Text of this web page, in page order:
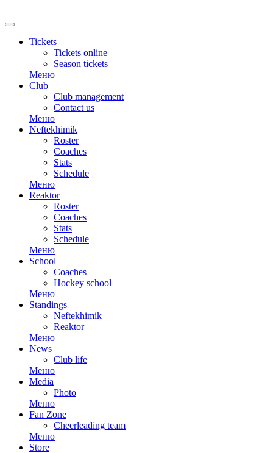
Tickets
Tickets online
Season tickets
Меню
Club
Club management
Contact us
Меню
Neftekhimik
Roster
Coaches
Stats
Schedule
Меню
Reaktor
Roster
Coaches
Stats
Schedule
Меню
School
Coaches
Hockey school
Меню
Standings
Neftekhimik
Reaktor
Меню
News
Club life
Меню
Media
Photo
Меню
Fan Zone
Cheerleading team
Меню
Store